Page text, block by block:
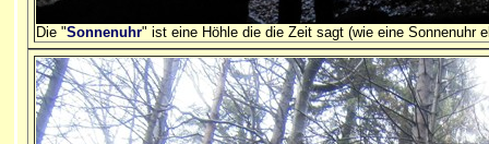
Die "Sonnenuhr" ist eine Höhle die die Zeit sagt (wie eine